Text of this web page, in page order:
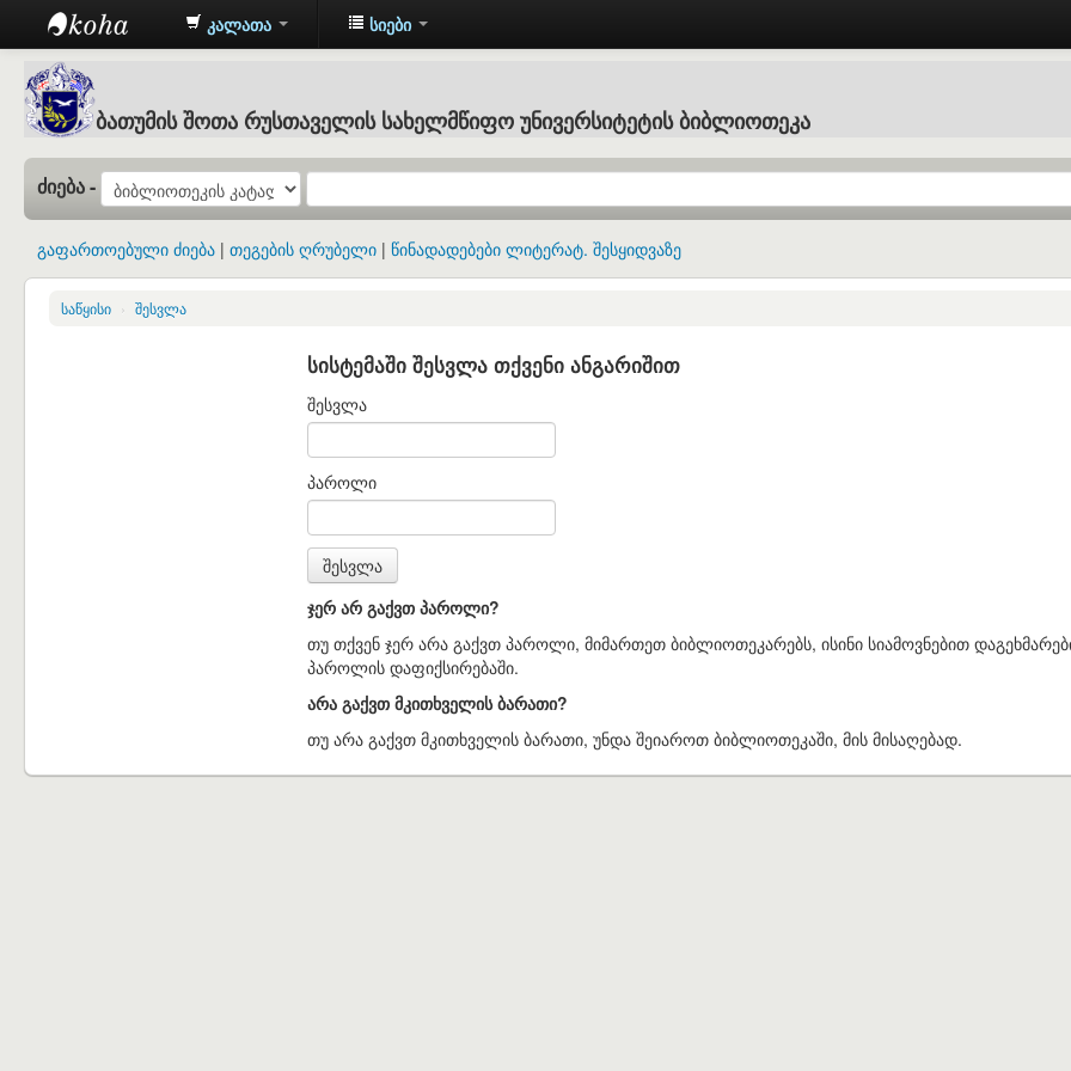
Batumi
Shota
Rustaveli
State
University
: ბათუმის
შოთა
რუსთაველის
კალათა სიები
ბათუმის შოთა რუსთაველის სახელმწიფო უნივერსიტეტის ბიბლიოთეკა
ძიება -
გაფართოებული ძიება თეგების ღრუბელი წინადადებები ლიტერატ. შესყიდვაზე
საწყისი › შესვლა
სისტემაში შესვლა თქვენი ანგარიშით
შესვლა
პაროლი
ჯერ არ გაქვთ პაროლი?
თუ თქვენ ჯერ არა გაქვთ პაროლი, მიმართეთ ბიბლიოთეკარებს, ისინი სიამოვნებით
პაროლის დაფიქსირებაში.
არა გაქვთ მკითხველის ბარათი?
თუ არა გაქვთ მკითხველის ბარათი, უნდა შეიაროთ ბიბლიოთეკაში, მის მისაღებად.